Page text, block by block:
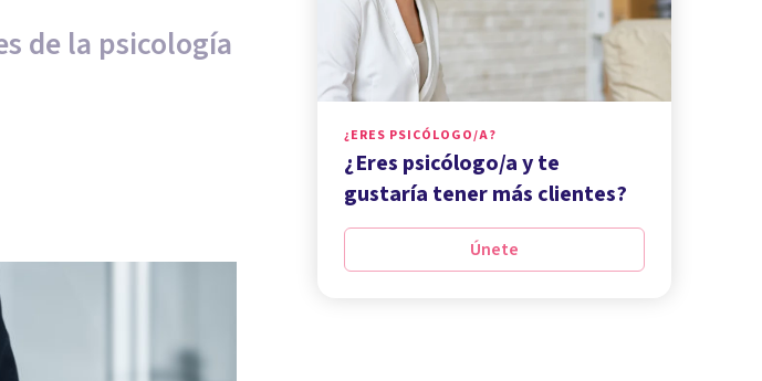
de la psicología
¿ERES PSICÓLOGO/A?
¿Eres psicólogo/a y te
gustaría tener más clientes?
Únete